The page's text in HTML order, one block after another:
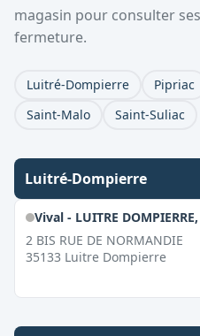
magasin pour consulter
fermeture.
Luitré-Dompierre Pipriac
Saint-Malo
Saint-Suliac
Luitré-Dompierre
Vival - LUITRE
2 BIS RUE DE NORMANDIE
35133 Luitre Dompierre